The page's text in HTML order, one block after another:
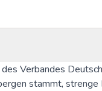
Verbandes
stammt,